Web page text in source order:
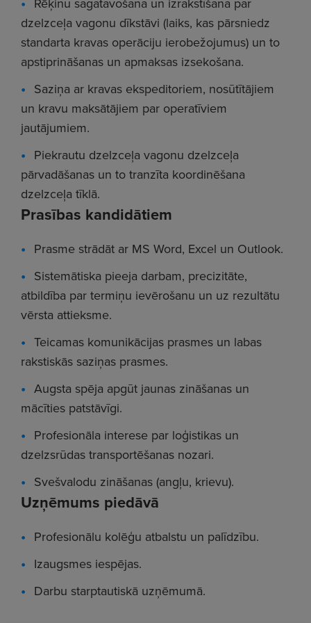
dzelzceļa vagonu dīkstāvi (laiks, kas pārsniedz
standarta kravas operāciju ierobežojumus) un to
apstiprināšanas un apmaksas izsekošana.
Saziņa ar kravas ekspeditoriem, nosūtītājiem
un kravu maksātājiem par operatīviem
jautājumiem.
Piekrautu dzelzceļa vagonu dzelzceļa
pārvadāšanas un to tranzīta koordinēšana
dzelzceļa tīklā.
Prasības kandidātiem
Prasme strādāt ar MS Word, Excel un Outlook.
Sistemātiska pieeja darbam, precizitāte,
atbildība par termiņu ievērošanu un uz rezultātu
vērsta attieksme.
Teicamas komunikācijas prasmes un labas
rakstiskās saziņas prasmes.
Augsta spēja apgūt jaunas zināšanas un
mācīties patstāvīgi.
Profesionāla interese par loģistikas un
dzelzsrūdas transportēšanas nozari.
Svešvalodu zināšanas (angļu, krievu).
Uzņēmums piedāvā
Profesionālu kolēģu atbalstu un palīdzību.
Izaugsmes iespējas.
Darbu starptautiskā uzņēmumā.